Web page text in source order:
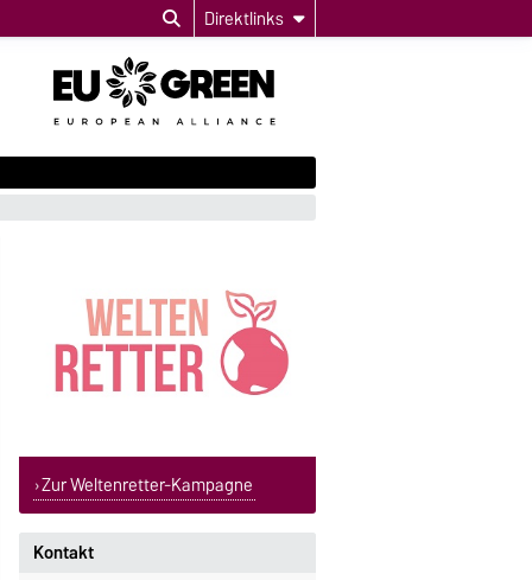
Direktlinks
Kontakt
Zur Weltenretter-Kampagne